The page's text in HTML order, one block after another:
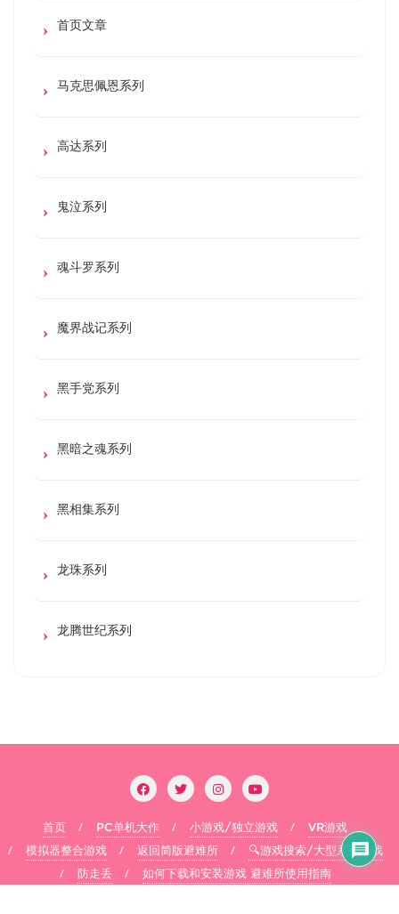
首页文章
马克思佩恩系列
高达系列
鬼泣系列
魂斗罗系列
魔界战记系列
黑手党系列
黑暗之魂系列
黑相集系列
龙珠系列
龙腾世纪系列
首页 PC单机大作 小游戏/独立游戏
VR游戏
模拟器整合游戏
返回简版避难所
🔍游戏搜索/大型系列游戏
防走丢
如何下载和安装游戏 避难所使用指南